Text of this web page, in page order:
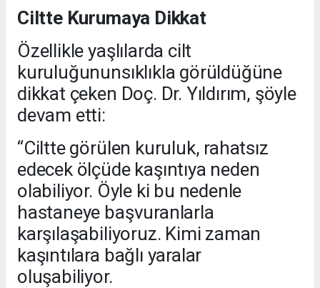
Ciltte Kurumaya Dikkat
Özellikle yaşlılarda cilt
kuruluğununsıklıkla görüldüğüne
dikkat çeken Doç. Dr. Yıldırım, şöyle
devam etti:
“Ciltte görülen kuruluk, rahatsız
edecek ölçüde kaşıntıya neden
olabiliyor. Öyle ki bu nedenle
hastaneye başvuranlarla
karşılaşabiliyoruz. Kimi zaman
kaşıntılara bağlı yaralar
oluşabiliyor.